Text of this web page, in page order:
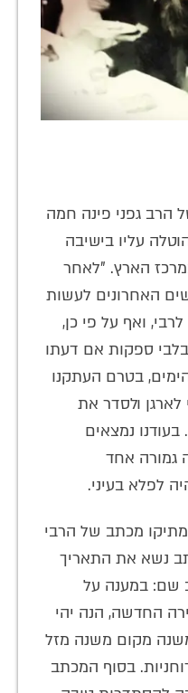
הרב גפני פינה חמה
עליו בישיבה
הארץ. "לאחר
האחרונים לעשות
ואף על פי כן,
בלבי ספקות אם דעתו
בטרם העתקנו
לארגן ולסדר את
בעודנו נמצאים
גמורה אחד
לפלא בעיני.
מתיקו מכתב של הרבי
נשא את התאריך
שם: במענה על
החדשה, הנה יהי
מקום משנה מזל
בסוף המכתב